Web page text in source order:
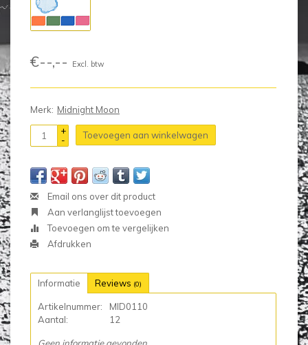
€--,-- Excl. btw
Merk: Midnight Moon
+
-
Toevoegen aan winkelwagen
Email ons over dit product
Aan verlanglijst toevoegen
Toevoegen om te vergelijken
Afdrukken
Informatie Reviews (0)
Artikelnummer:
MID0110
Aantal:
12